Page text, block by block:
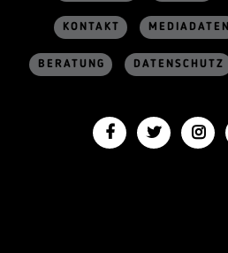
KONTAKT MEDIADATEN
BERATUNG DATENSCHUTZ